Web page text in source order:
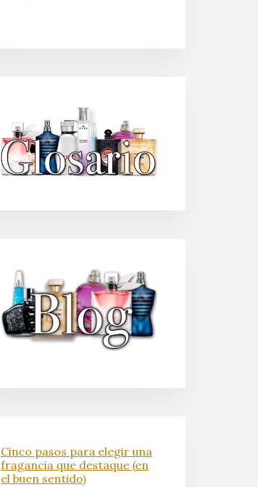
Cinco pasos para elegir una
fragancia que destaque (en
el buen sentido)